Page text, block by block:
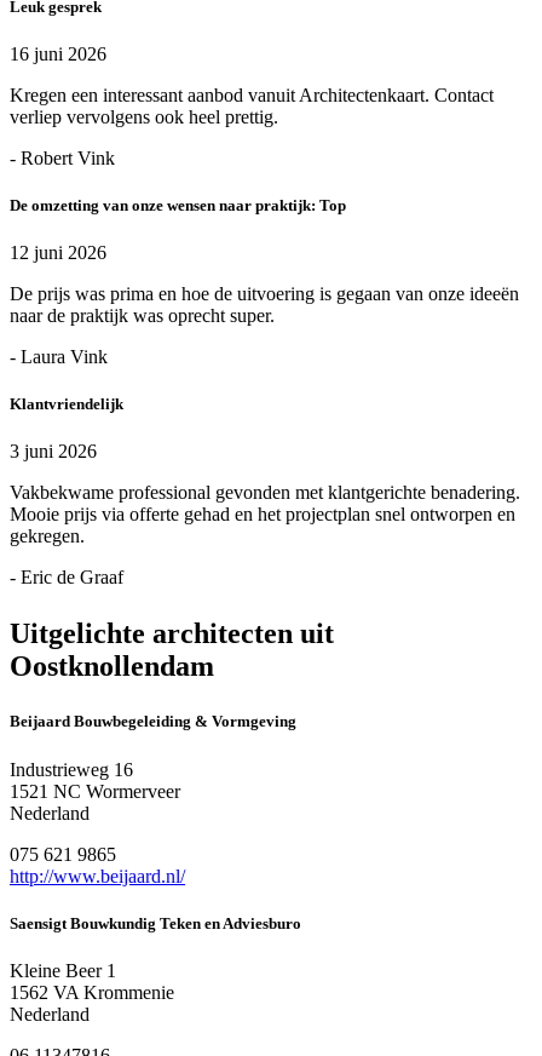
Leuk gesprek
16 juni 2026
Kregen een interessant aanbod vanuit Architectenkaart. Contact
verliep vervolgens ook heel prettig.
- Robert Vink
De omzetting van onze wensen naar praktijk: Top
12 juni 2026
De prijs was prima en hoe de uitvoering is gegaan van onze ideeën
naar de praktijk was oprecht super.
- Laura Vink
Klantvriendelijk
3 juni 2026
Vakbekwame professional gevonden met klantgerichte benadering.
Mooie prijs via offerte gehad en het projectplan snel ontworpen en
gekregen.
- Eric de Graaf
Uitgelichte architecten uit
Oostknollendam
Beijaard Bouwbegeleiding & Vormgeving
Industrieweg 16
1521 NC Wormerveer
Nederland
075 621 9865
http://www.beijaard.nl/
Saensigt Bouwkundig Teken en Adviesburo
Kleine Beer 1
1562 VA Krommenie
Nederland